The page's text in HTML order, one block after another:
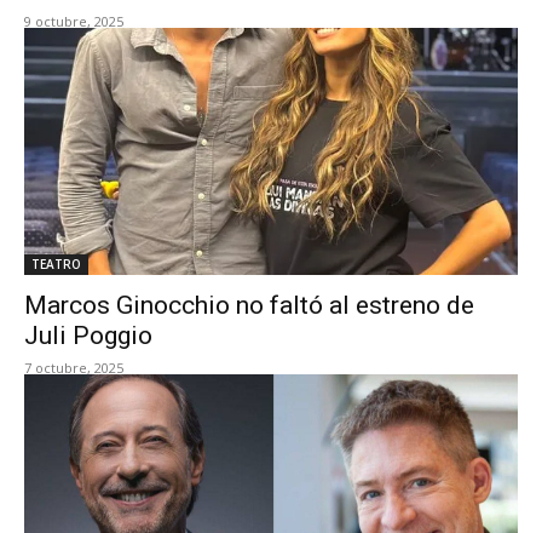
9 octubre, 2025
TEATRO
Marcos Ginocchio no faltó al estreno de
Juli Poggio
7 octubre, 2025